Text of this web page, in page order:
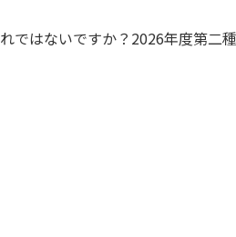
ではないですか？2026年度第二